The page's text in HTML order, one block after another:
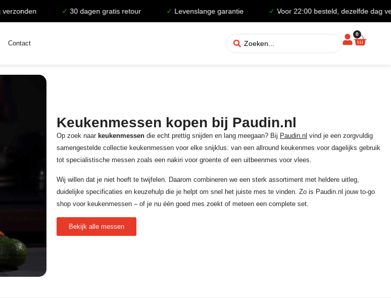
✓30 dagen gratis retour ✓Levenslange garantie ✓Voor 22:00 besteld, dezelfde dag verzonden
Contact
0
Keukenmessen kopen bij Paudin.nl
Op zoek naar keukenmessen die echt prettig snijden en lang meegaan? Bij Paudin.nl vind je een zorgvuldig
samengestelde collectie keukenmessen voor elke snijklus: van een allround keukenmes voor dagelijks gebruik
tot specialistische messen zoals een nakiri voor groente of een uitbeenmes voor vlees.
Wij willen dat je niet hoeft te twijfelen. Daarom combineren we een sterk assortiment met heldere uitleg,
duidelijke specificaties en keuzehulp die je helpt om snel het juiste mes te vinden. Zo is Paudin.nl jouw to-go
shop voor keukenmessen – of je nu één goed mes zoekt of meteen een complete set.
Bekijk alle messen